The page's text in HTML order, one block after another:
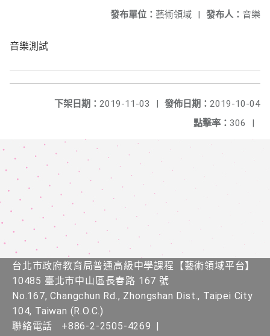
發布人： 音樂
發布單位： 藝術領域 |
音樂測試
發佈日期： 2019-10-04
下架日期： 2019-11-03
|
點擊率： 306 |
台北市政府教育局普通高級中學課程​【​藝術領域平台】
10485 臺北市中山區長春路 167 號
No.167, Changchun Rd., Zhongshan Dist., Taipei City
104, Taiwan (R.O.C.)
聯絡電話
+886-2-2505-4269 |